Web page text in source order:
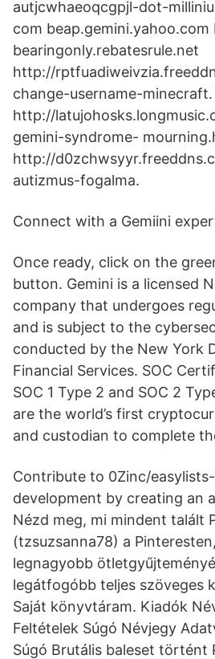
autjcwhaeoqcgpjl-dot-
com
bearingonly.rebatesrule.net
http://
change-username-
http://
gemini-syndrome-
http://
autizmus-fogalma.
Connect with a Gemiini
Once ready, click on the
button. Gemini is a licensed
company that undergoes
and is subject to the
conducted by the New York
Financial Services. SOC
SOC 1 Type 2 and SOC 2
are the world’s first
and custodian to complete
Contribute to 0Zinc/
development by creating an
Nézd meg, mi mindent talált
(tzsuzsanna78) a
legnagyobb
legátfogóbb teljes szöveges
Saját könyvtáram. Kiadók
Feltételek Súgó Névjegy
Súgó Brutális baleset történt